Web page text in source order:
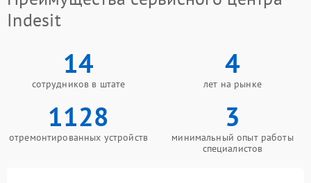
Indesit
14
сотрудников в штате
4
лет на рынке
1128
отремонтированных устройств
3
минимальный опыт работы
специалистов